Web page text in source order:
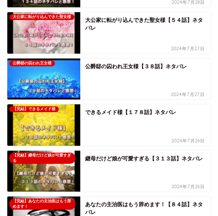
2024年7月28日
大公家に転がり込んできた聖女様
大公家に転がり込んできた聖女様【５４話】ネタ
バレ
2024年7月27日
公爵邸の囚われ王女様
公爵邸の囚われ王女様【３８話】ネタバレ
2024年7月27日
【完結】できるメイド様
できるメイド様【１７８話】ネタバレ
2024年7月26日
【完結】継母だけど娘が可愛すぎ
る
継母だけど娘が可愛すぎる【３１３話】ネタバレ
2024年7月26日
【完結】あなたの主治医はもう辞
めます！
あなたの主治医はもう辞めます！【８４話】ネタ
バレ